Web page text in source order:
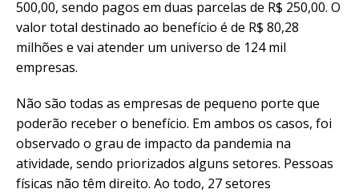
500,00, sendo pagos em duas parcelas de R$ 250,00. O
valor total destinado ao benefício é de R$ 80,28
milhões e vai atender um universo de 124 mil
empresas.
Não são todas as empresas de pequeno porte que
poderão receber o benefício. Em ambos os casos, foi
observado o grau de impacto da pandemia na
atividade, sendo priorizados alguns setores. Pessoas
físicas não têm direito. Ao todo, 27 setores